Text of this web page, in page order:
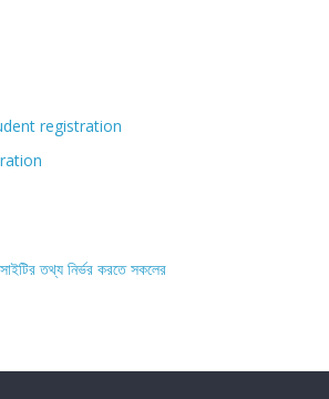
registration
তথ্য নির্ভর করতে সকলের